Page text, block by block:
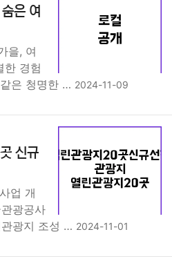
은 여
을, 여
한 경험
은 청명한 … 2024-11-09
신규
업 개
광공사
광지 조성 … 2024-11-01